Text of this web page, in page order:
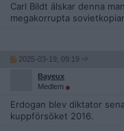
Carl Bildt älskar denna
megakorrupta
2025-03-19, 09:19
Bayeux
Medlem
Erdogan blev diktator
kuppförsöket 2016.